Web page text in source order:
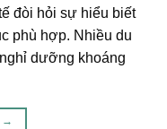
đòi hỏi sự hiểu biết
phù hợp. Nhiều du
dưỡng khoáng
→